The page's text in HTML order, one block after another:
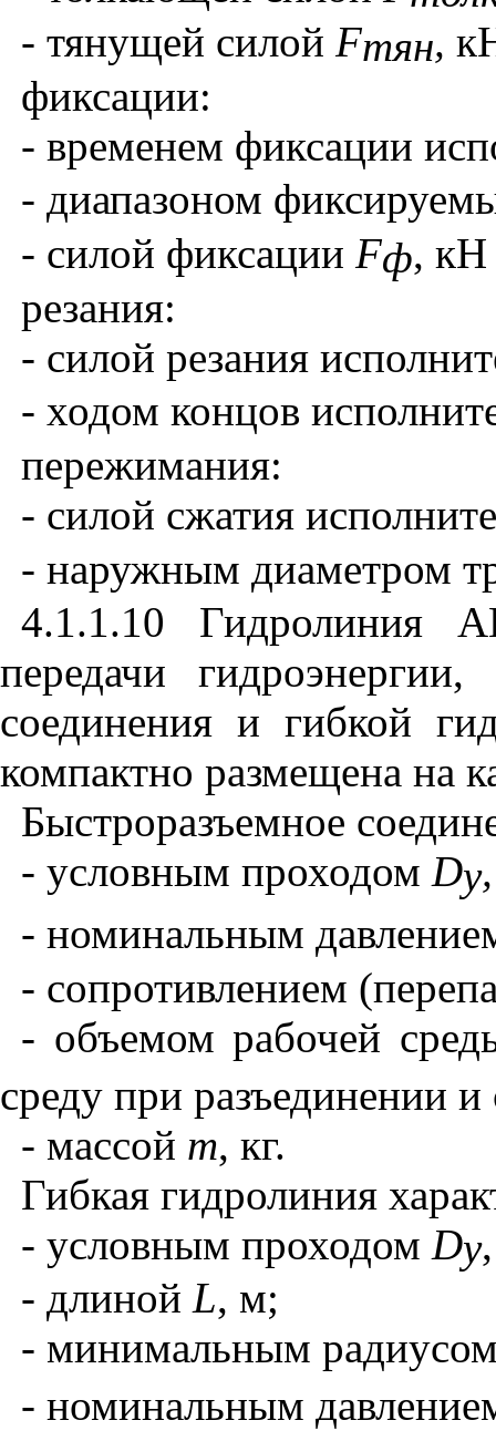
- тянущей силой Fтян,
фиксации:
- временем фиксации
- диапазоном
- силой фиксации Fф, кН
резания:
- силой резания
- ходом концов
пережимания:
- силой сжатия
- наружным диаметром
4.1.1.10 Гидролиния
передачи
соединения и гибкой
компактно размещена на
Быстроразъемное
- условным проходом Dу,
- номинальным
- сопротивлением
- объемом рабочей
среду при разъединении
- массой m, кг.
Гибкая гидролиния
- условным проходом Dу
- длиной L, м;
- минимальным
- номинальным